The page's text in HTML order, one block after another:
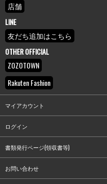
店舗
LINE
友だち追加はこちら
OTHER OFFICIAL
ZOZOTOWN
Rakuten Fashion
マイアカウント
ログイン
書類発行ページ(領収書等)
お問い合わせ